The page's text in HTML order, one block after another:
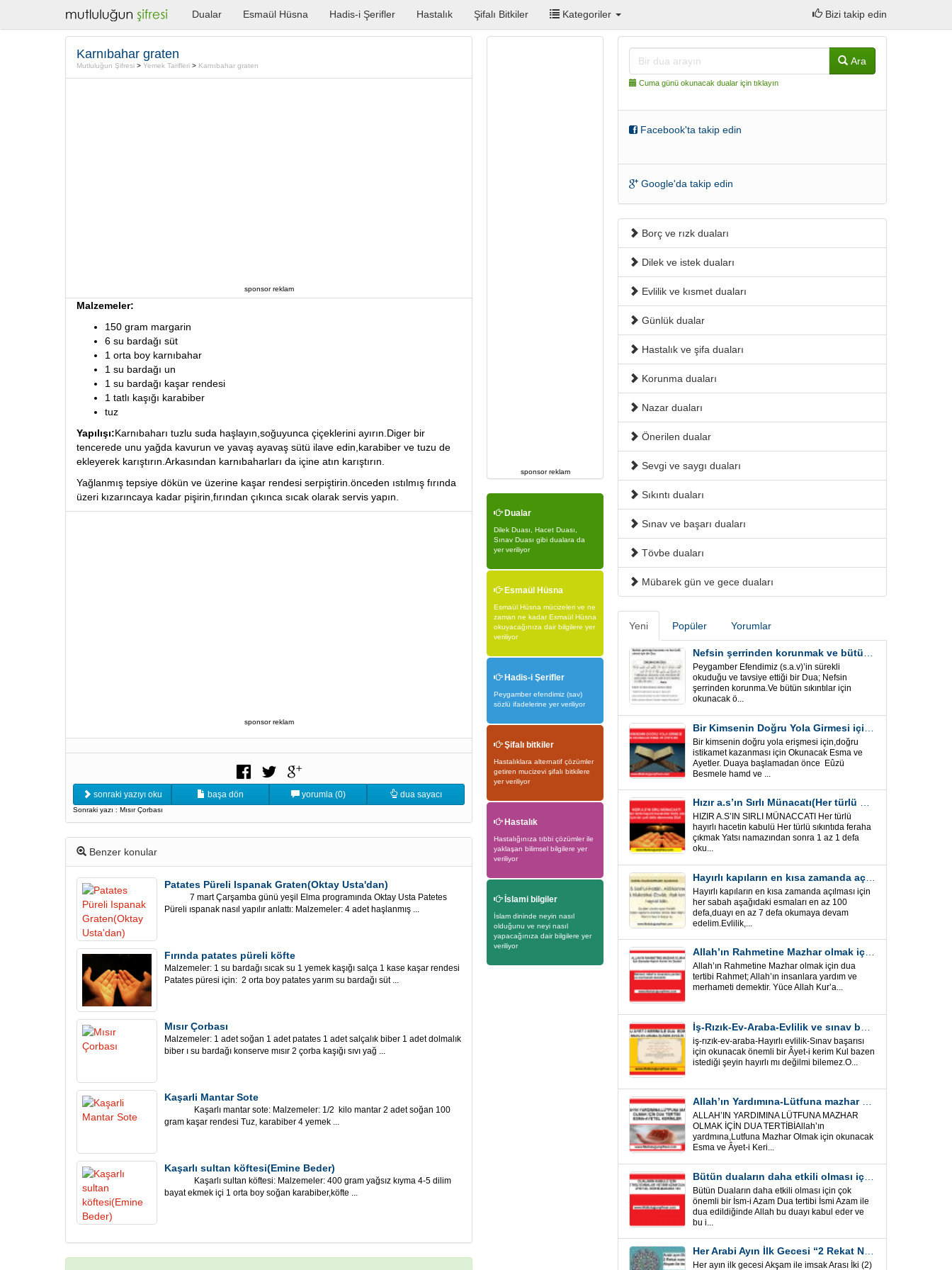
Dualar Esmaül Hüsna Hadis-i Şerifler Hastalık Şifalı Bitkiler Kategoriler Bizi takip edin
Karnıbahar graten
Mutluluğun Şifresi > Yemek Tarifleri > Karnıbahar graten
sponsor reklam
Malzemeler:
150 gram margarin
6 su bardağı süt
1 orta boy karnıbahar
1 su bardağı un
1 su bardağı kaşar rendesi
1 tatlı kaşığı karabiber
tuz
Yapılışı:Karnıbaharı tuzlu suda haşlayın,soğuyunca çiçeklerini ayırın.Diger bir
tencerede unu yağda kavurun ve yavaş ayavaş sütü ilave edin,karabiber ve tuzu de
ekleyerek karıştırın.Arkasından karnıbaharları da içine atın karıştırın.
Yağlanmış tepsiye dökün ve üzerine kaşar rendesi serpiştirin.önceden ıstılmış fırında
üzeri kızarıncaya kadar pişirin,fırından çıkınca sıcak olarak servis yapın.
sponsor reklam
sonraki yazıyı oku başa dön yorumla (0) dua sayacı
Sonraki yazı : Mısır Çorbası
Benzer konular
Patates Püreli Ispanak Graten(Oktay Usta'dan)
7 mart Çarşamba günü yeşil Elma programında Oktay Usta Patetes
Püreli ıspanak nasıl yapılır anlattı: Malzemeler: 4 adet haşlanmış ...
Fırında patates püreli köfte
Malzemeler: 1 su bardağı sıcak su 1 yemek kaşığı salça 1 kase kaşar rendesi
Patates püresi için: 2 orta boy patates yarım su bardağı süt ...
Mısır Çorbası
Malzemeler: 1 adet soğan 1 adet patates 1 adet salçalık biber 1 adet dolmalık
biber ı su bardağı konserve mısır 2 çorba kaşığı sıvı yağ ...
Kaşarli Mantar Sote
Kaşarlı mantar sote: Malzemeler: 1/2 kilo mantar 2 adet soğan 100
gram kaşar rendesi Tuz, karabiber 4 yemek ...
Kaşarlı sultan köftesi(Emine Beder)
Kaşarlı sultan köftesi: Malzemeler: 400 gram yağsız kıyma 4-5 dilim
bayat ekmek içi 1 orta boy soğan karabiber,köfte ...
sponsor reklam
Dualar
Dilek Duası, Hacet Duası,
Sınav Duası gibi dualara da
yer veriliyor
Esmaül Hüsna
Esmaül Hüsna mücizeleri ve ne
zaman ne kadar Esmaül Hüsna
okuyacağınıza dair bilgilere yer
veriliyor
Hadis-i Şerifler
Peygamber efendimiz (sav)
sözlü ifadelerine yer veriliyor
Şifalı bitkiler
Hastalıklara alternatif çözümler
getiren mucizevi şifalı bitkilere
yer veriliyor
Hastalık
Hastalığınıza tıbbi çözümler ile
yaklaşan bilimsel bilgilere yer
veriliyor
İslami bilgiler
İslam dininde neyin nasıl
olduğunu ve neyi nasıl
yapacağınıza dair bilgilere yer
veriliyor
Ara
Cuma günü okunacak dualar için tıklayın
Facebook'ta takip edin
Google'da takip edin
Borç ve rızk duaları
Dilek ve istek duaları
Evlilik ve kısmet duaları
Günlük dualar
Hastalık ve şifa duaları
Korunma duaları
Nazar duaları
Önerilen dualar
Sevgi ve saygı duaları
Sıkıntı duaları
Sınav ve başarı duaları
Tövbe duaları
Mübarek gün ve gece duaları
Yeni Popüler Yorumlar
Peygamber Efendimiz (s.a.v)’in sürekli
okuduğu ve tavsiye ettiği bir Dua; Nefsin
şerrinden korunma.Ve bütün sıkıntılar için
okunacak ö...
Bir kimsenin doğru yola erişmesi için,doğru
istikamet kazanması için Okunacak Esma ve
Ayetler. Duaya başlamadan önce Eûzü
Besmele hamd ve ...
HIZIR A.S’IN SIRLI MÜNACCATI Her türlü
hayırlı hacetin kabulü Her türlü sıkıntıda feraha
çıkmak Yatsı namazından sonra 1 az 1 defa
oku...
Hayırlı kapıların en kısa zamanda açılması için Esmalar ve Dua
Hayırlı kapıların en kısa zamanda açılması için
her sabah aşağıdaki esmaları en az 100
defa,duayı en az 7 defa okumaya devam
edelim.Evlilik,...
Allah’ın Rahmetine Mazhar olmak için ” Esmalar-Ayet ve Dualar”
Allah’ın Rahmetine Mazhar olmak için dua
tertibi Rahmet; Allah’ın insanlara yardım ve
merhameti demektir. Yüce Allah Kur’a...
iş-rızık-ev-araba-Hayırlı evlilik-Sınav başarısı
için okunacak önemli bir Âyet-i kerim Kul bazen
istediği şeyin hayırlı mı değilmi bilemez.O...
ALLAH’IN YARDIMINA LÜTFUNA MAZHAR
OLMAK İÇİN DUA TERTİBİAllah’ın
yardmına,Lutfuna Mazhar Olmak için okunacak
Esma ve Âyet-i Keri...
Bütün duaların daha etkili olması için önemli bir İsm-i Azam Dua Tertibi
Bütün Duaların daha etkili olması için çok
önemli bir İsm-i Azam Dua tertibi İsmi Azam ile
dua edildiğinde Allah bu duayı kabul eder ve
bu i...
Her Arabi Ayın İlk Gecesi “2 Rekat Namaz” O Ay tüm belalardan kurtuluş
Her ayın ilk gecesi Akşam ile imsak Arası İki (2)